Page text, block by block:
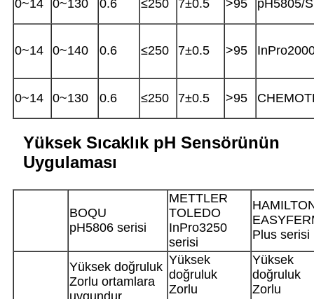
0~14 0~130 0.6 ≤250 7±0.5 >95 pH5805/
0~14 0~140 0.6 ≤250 7±0.5 >95
0~14 0~130 0.6 ≤250 7±0.5 >95
Yüksek Sıcaklık pH Sensörünün
Uygulaması
BOQU
pH5806 serisi
METTLER
TOLEDO
InPro3250
serisi
Plus serisi
Yüksek doğruluk
Zorlu ortamlara
uygundur.
Yüksek
doğruluk
Zorlu
Yüksek
doğruluk
Zorlu